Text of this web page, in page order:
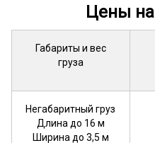
Цены
Габариты и вес
груза
Негабаритный груз
Длина до 16 м
Ширина до 3,5 м